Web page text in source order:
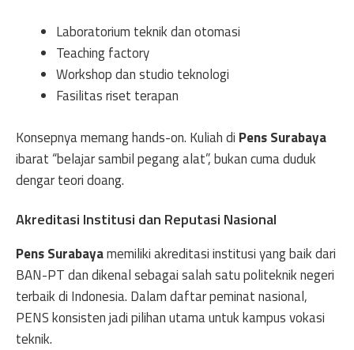
Laboratorium teknik dan otomasi
Teaching factory
Workshop dan studio teknologi
Fasilitas riset terapan
Konsepnya memang hands-on. Kuliah di Pens Surabaya
ibarat “belajar sambil pegang alat”, bukan cuma duduk
dengar teori doang.
Akreditasi Institusi dan Reputasi Nasional
Pens Surabayamemiliki akreditasi institusi yang baik dari
BAN-PT dan dikenal sebagai salah satu politeknik negeri
terbaik di Indonesia. Dalam daftar peminat nasional,
PENS konsisten jadi pilihan utama untuk kampus vokasi
teknik.